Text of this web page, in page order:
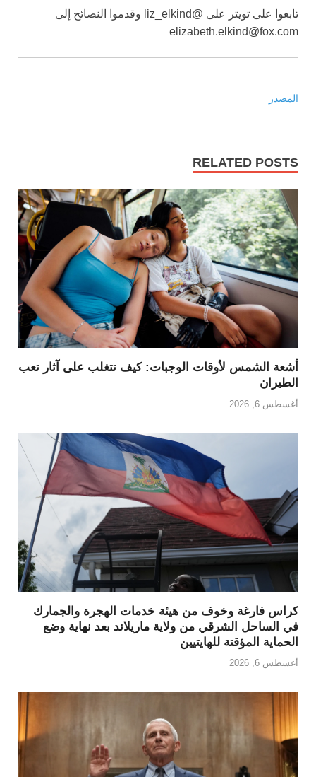
تابعوا على تويتر على @liz_elkind وقدموا النصائح إلى
elizabeth.elkind@fox.com
المصدر
RELATED POSTS
أشعة الشمس لأوقات الوجبات: كيف تتغلب على آثار تعب
الطيران
أغسطس 6, 2026
كراس فارغة وخوف من هيئة خدمات الهجرة والجمارك
في الساحل الشرقي من ولاية ماريلاند بعد نهاية وضع
الحماية المؤقتة للهايتيين
أغسطس 6, 2026